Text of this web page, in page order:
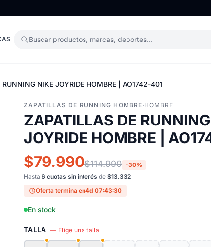
Buscar productos, marcas, deportes…
RUNNING NIKE JOYRIDE HOMBRE | AO1742-401
ZAPATILLAS DE RUNNING HOMBRE ·HOMBRE
ZAPATILLAS DE
JOYRIDE HOMBRE |
$79.990$114.990 -30%
Hasta 6 cuotas sin interés de $13.332
Oferta termina en4d 07:43:29
En stock
TALLA — Elige una talla